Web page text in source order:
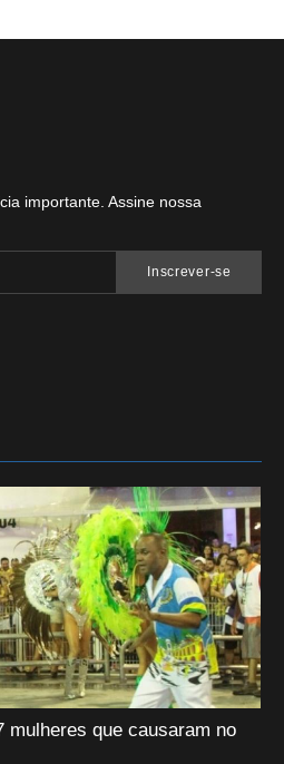
importante. Assine nossa
Inscrever-se
mulheres que causaram no